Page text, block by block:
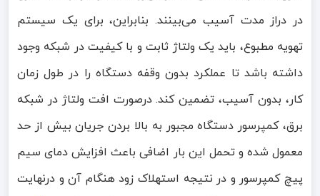
در دراز مدت آسیب می‌بینند. بنابراین، برای یک سیستم
تهویه مطبوع، باید یک ولتاژ ثابت و با کیفیت در شبکه وجود
داشته باشد تا عملکرد بدون وقفه دستگاه را در طول زمان
کار، بدون آسیب، تضمین کند. درصورت افت ولتاژ در شبکه
برق، کمپرسور دستگاه مجبور به بالا بردن جریان بیش از حد
معمول شده و تحمل این بار اضافی باعث افزایش دمای سیم
پیچ کمپرسور و در نتیجه استهلاک زود هنگام آن و درنهایت